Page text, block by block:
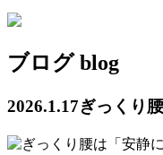
ブログ blog
2026.1.17ぎっくり